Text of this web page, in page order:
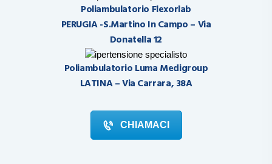
Poliambulatorio Flexorlab
PERUGIA -S.Martino In Campo – Via
Donatella 12
Poliambulatorio Luma Medigroup
LATINA – Via Carrara, 38A
CHIAMACI